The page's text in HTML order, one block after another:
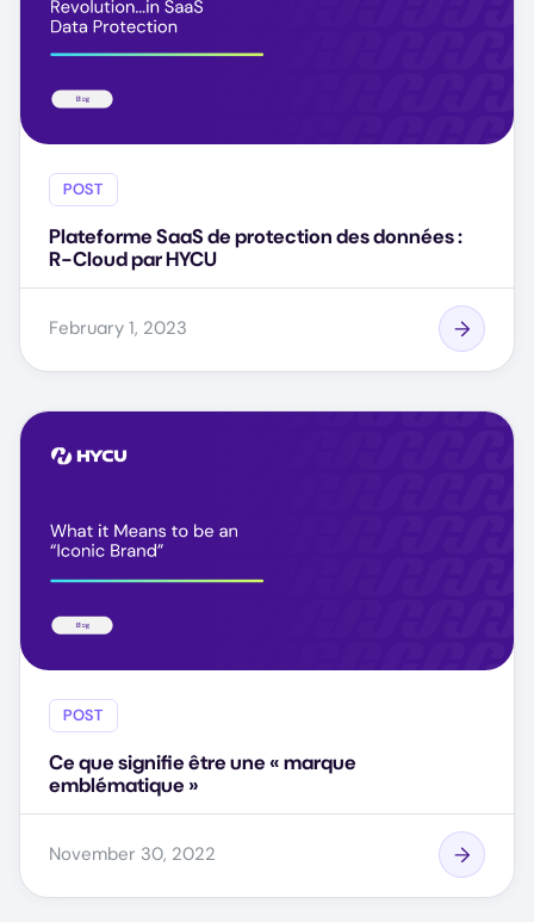
POST
Plateforme SaaS de protection des données :
R-Cloud par HYCU
February 1, 2023
POST
Ce que signifie être une « marque
emblématique »
November 30, 2022